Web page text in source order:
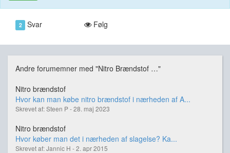
2 Svar Følg
Andre forumemner med "Nitro Brændstof …"
Nitro brændstof
Hvor kan man købe nitro brændstof i nærheden af A...
Skrevet af: Steen P - 28. maj 2023
Nitro brændstof
Hvor køber man det i nærheden af slagelse? Ka...
Skrevet af: Jannic H - 2. apr 2015